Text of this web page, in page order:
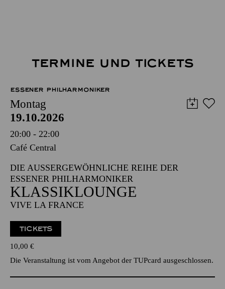
TERMINE UND TICKETS
ESSENER PHILHARMONIKER
Montag
19.10.2026
20:00 - 22:00
Café Central
DIE AUSSERGEWÖHNLICHE REIHE DER E
SSENER PHILHARMONIKER
KLASSIKLOUNGE
VIVE LA FRANCE
TICKETS
10,00 €
Die Veranstaltung ist vom Angebot der TUPcard ausgeschlossen.